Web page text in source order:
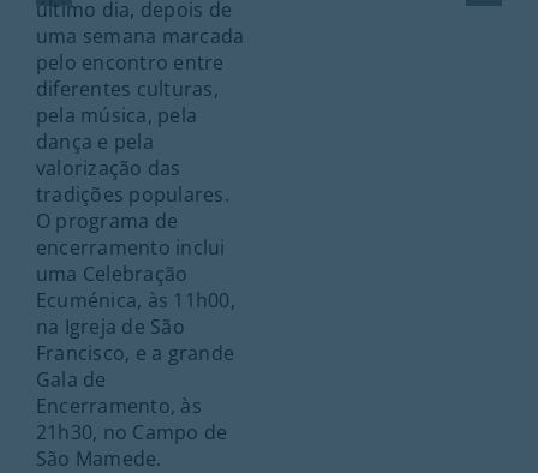
último dia, depois de
uma semana marcada
pelo encontro entre
diferentes culturas,
pela música, pela
dança e pela
valorização das
tradições populares.
O programa de
encerramento inclui
uma Celebração
Ecuménica, às 11h00,
na Igreja de São
Francisco, e a grande
Gala de
Encerramento, às
21h30, no Campo de
São Mamede.